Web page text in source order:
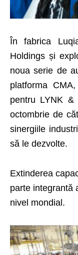
În fabrica
Holdings și
noua serie de
platforma
pentru LYNK
octombrie de
sinergiile
să le dezvolte.
Extinderea
parte integrantă
nivel mondial.